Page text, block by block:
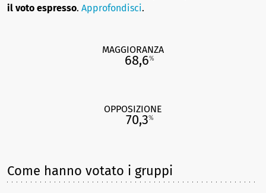
il voto espresso. Approfondisci.
MAGGIORANZA
68,6%
OPPOSIZIONE
70,3%
Come hanno votato i gruppi